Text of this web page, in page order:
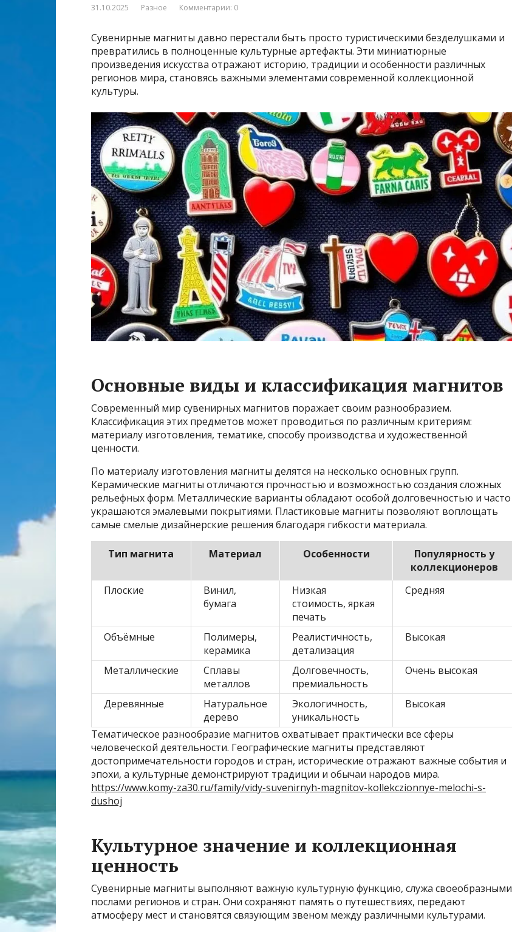
31.10.2025 Разное Комментарии: 0
Сувенирные магниты давно перестали быть просто туристическими безделушками и
превратились в полноценные культурные артефакты. Эти миниатюрные
произведения искусства отражают историю, традиции и особенности различных
регионов мира, становясь важными элементами современной коллекционной
культуры.
Основные виды и классификация магнитов
Современный мир сувенирных магнитов поражает своим разнообразием.
Классификация этих предметов может проводиться по различным критериям:
материалу изготовления, тематике, способу производства и художественной
ценности.
По материалу изготовления магниты делятся на несколько основных групп.
Керамические магниты отличаются прочностью и возможностью создания сложных
рельефных форм. Металлические варианты обладают особой долговечностью и часто
украшаются эмалевыми покрытиями. Пластиковые магниты позволяют воплощать
самые смелые дизайнерские решения благодаря гибкости материала.
Тип магнита Материал Особенности
Популярность у
коллекционеров
Плоские
Винил,
бумага
Низкая
стоимость, яркая
печать
Средняя
Объёмные
Полимеры,
керамика
Реалистичность,
детализация
Высокая
Металлические
Сплавы
металлов
Долговечность,
премиальность
Очень высокая
Деревянные
Натуральное
дерево
Экологичность,
уникальность
Высокая
Тематическое разнообразие магнитов охватывает практически все сферы
человеческой деятельности. Географические магниты представляют
достопримечательности городов и стран, исторические отражают важные события и
эпохи, а культурные демонстрируют традиции и обычаи народов мира.
https://www.komy-za30.ru/family/vidy-suvenirnyh-magnitov-kollekczionnye-melochi-s-
dushoj
Культурное значение и коллекционная
ценность
Сувенирные магниты выполняют важную культурную функцию, служа своеобразными
послами регионов и стран. Они сохраняют память о путешествиях, передают
атмосферу мест и становятся связующим звеном между различными культурами.